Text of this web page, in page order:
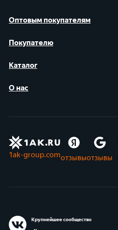
Оптовым покупателям
Покупателю
Каталог
О нас
1ak-group.comотзывыотзывы
Крупнейшее сообщество